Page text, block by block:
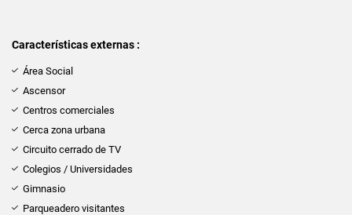
Características externas :
Área Social
Ascensor
Centros comerciales
Cerca zona urbana
Circuito cerrado de TV
Colegios / Universidades
Gimnasio
Parqueadero visitantes